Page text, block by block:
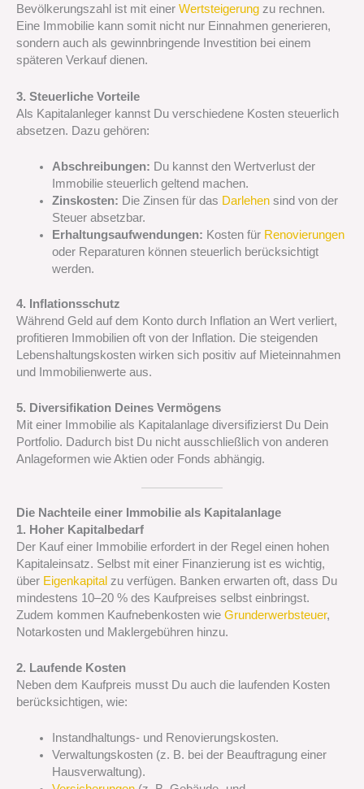
Bevölkerungszahl ist mit einer Wertsteigerung zu rechnen.
Eine Immobilie kann somit nicht nur Einnahmen generieren,
sondern auch als gewinnbringende Investition bei einem
späteren Verkauf dienen.
3. Steuerliche Vorteile
Als Kapitalanleger kannst Du verschiedene Kosten steuerlich
absetzen. Dazu gehören:
Abschreibungen: Du kannst den Wertverlust der
Immobilie steuerlich geltend machen.
Zinskosten: Die Zinsen für das Darlehensind von der
Steuer absetzbar.
Erhaltungsaufwendungen: Kosten für Renovierungen
oder Reparaturen können steuerlich berücksichtigt
werden.
4. Inflationsschutz
Während Geld auf dem Konto durch Inflation an Wert verliert,
profitieren Immobilien oft von der Inflation. Die steigenden
Lebenshaltungskosten wirken sich positiv auf Mieteinnahmen
und Immobilienwerte aus.
5. Diversifikation Deines Vermögens
Mit einer Immobilie als Kapitalanlage diversifizierst Du Dein
Portfolio. Dadurch bist Du nicht ausschließlich von anderen
Anlageformen wie Aktien oder Fonds abhängig.
Die Nachteile einer Immobilie als Kapitalanlage
1. Hoher Kapitalbedarf
Der Kauf einer Immobilie erfordert in der Regel einen hohen
Kapitaleinsatz. Selbst mit einer Finanzierung ist es wichtig,
über Eigenkapital zu verfügen. Banken erwarten oft, dass Du
mindestens 10–20 % des Kaufpreises selbst einbringst.
Zudem kommen Kaufnebenkosten wie Grunderwerbsteuer,
Notarkosten und Maklergebühren hinzu.
2. Laufende Kosten
Neben dem Kaufpreis musst Du auch die laufenden Kosten
berücksichtigen, wie:
Instandhaltungs- und Renovierungskosten.
Verwaltungskosten (z. B. bei der Beauftragung einer
Hausverwaltung).